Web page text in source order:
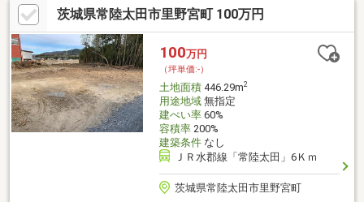
茨城県常陸太田市里野宮町 100万円
100万円
（坪単価:-）
土地面積446.29m2
用途地域無指定
建ぺい率60%
容積率200%
建築条件なし
ＪＲ水郡線「常陸太田」6Ｋｍ
茨城県常陸太田市里野宮町